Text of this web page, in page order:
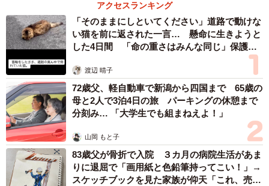
アクセスランキング
「そのままにしといてください」道路で動けな
い猫を前に返された一言… 懸命に生きようと
した4日間 「命の重さはみんな同じ」保護団
渡辺 晴子
72歳父、軽自動車で新潟から四国まで 65歳の
母と2人で3泊4日の旅 パーキングの休憩まで
分刻み… 「大学生でも組まねえよ！」
山岡 もと子
83歳父が骨折で入院 ３カ月の病院生活があま
りに退屈で「画用紙と色鉛筆持ってこい！」→
スケッチブックを見た家族が仰天「これ、売れ